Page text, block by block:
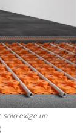
solo exige un